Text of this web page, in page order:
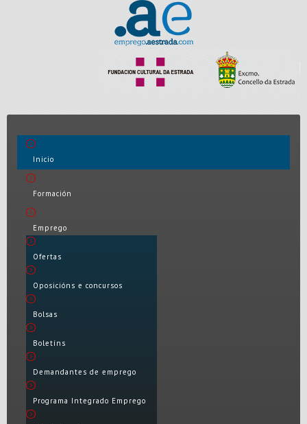
Inicio
Formación
Emprego
Ofertas
Oposicións e concursos
Bolsas
Boletíns
Demandantes de emprego
Programa Integrado Emprego